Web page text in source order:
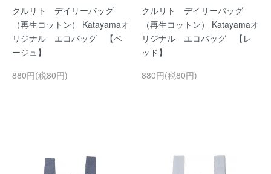
クルリト デイリーバッグ
（再生コットン） Katayamaオ
リジナル エコバッグ 【ベ
ージュ】
880円(税80円)
クルリト デイリーバッグ
（再生コットン） Katayamaオ
リジナル エコバッグ 【レ
ッド】
880円(税80円)